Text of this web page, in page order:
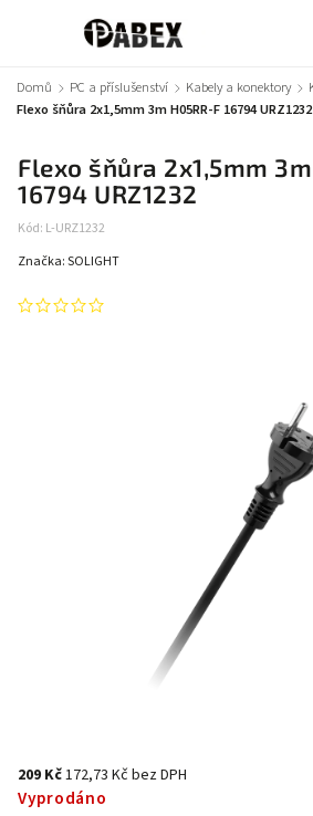
Domů / PC a příslušenství / Kabely a konektory /
Flexo šňůra 2x1,5mm 3m H05RR-F 16794 URZ1232
Flexo šňůra 2x1,5mm
16794 URZ1232
Kód: L-URZ1232
Značka:SOLIGHT
209 Kč172,73 Kč bez DPH
Vyprodáno